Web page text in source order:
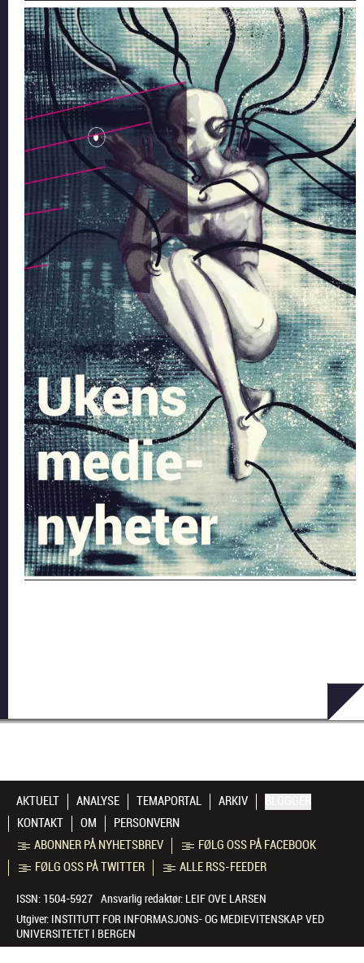
AKTUELT ANALYSE TEMAPORTAL ARKIV
KONTAKT
OM
PERSONVERN
ABONNER PÅ NYHETSBREV
FØLG OSS PÅ FACEBOOK
FØLG OSS PÅ TWITTER
ALLE RSS-FEEDER
ISSN: 1504-5927 Ansvarlig redaktør: LEIF OVE LARSEN
Utgiver: INSTITUTT FOR INFORMASJONS- OG MEDIEVITENSKAP VED
UNIVERSITETET I BERGEN